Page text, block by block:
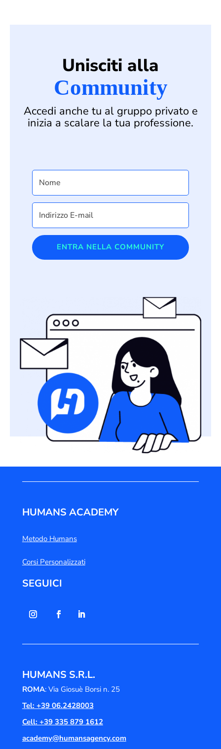
Unisciti alla
Community
Accedi anche tu al gruppo privato e
inizia a scalare la tua professione.
ENTRA NELLA COMMUNITY
HUMANS ACADEMY
Metodo Humans
Corsi Personalizzati
SEGUICI
HUMANS S.R.L.
ROMA: Via Giosuè Borsi n. 25
Tel: +39 06.2428003
Cell: +39 335 879 1612
academy@humansagency.com